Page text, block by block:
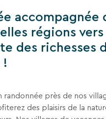
accompagnée
régions vers
des richesses
randonnée près de nos
des plaisirs de la